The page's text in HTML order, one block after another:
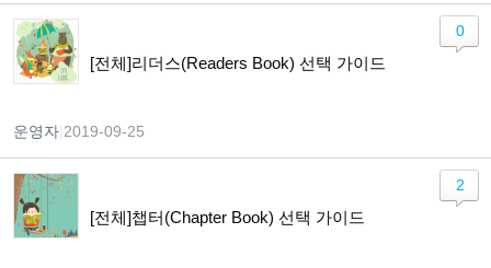
[전체]리더스(Readers Book) 선택 가이드
운영자 2019-09-25
0
[전체]챕터(Chapter Book) 선택 가이드
2